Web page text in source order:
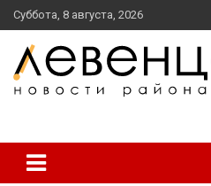
перейти
к
содержанию
Суббота, 8 августа, 2026